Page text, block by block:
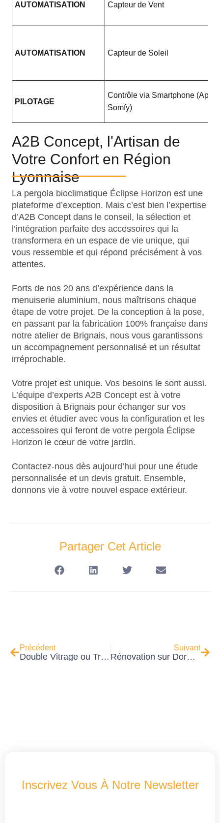
AUTOMATISATION Capteur de Vent
AUTOMATISATION Capteur de Soleil
PILOTAGE
Contrôle via Smartphone (App
Somfy)
A2B Concept, l'Artisan de
Votre Confort en Région
Lyonnaise
La pergola bioclimatique Éclipse Horizon est une
plateforme d’exception. Mais c’est bien l’expertise
d’A2B Concept dans le conseil, la sélection et
l’intégration parfaite des accessoires qui la
transformera en un espace de vie unique, qui
vous ressemble et qui répond précisément à vos
attentes.
Forts de nos 20 ans d’expérience dans la
menuiserie aluminium, nous maîtrisons chaque
étape de votre projet. De la conception à la pose,
en passant par la fabrication 100% française dans
notre atelier de Brignais, nous vous garantissons
un accompagnement personnalisé et un résultat
irréprochable.
Votre projet est unique. Vos besoins le sont aussi.
L’équipe d’experts A2B Concept est à votre
disposition à Brignais pour échanger sur vos
envies et étudier avec vous la configuration et les
accessoires qui feront de votre pergola Éclipse
Horizon le cœur de votre jardin.
Contactez-nous dès aujourd’hui pour une étude
personnalisée et un devis gratuit. Ensemble,
donnons vie à votre nouvel espace extérieur.
Partager Cet Article
Précédent
Double Vitrage ou Triple Vitrage pour vos Fenêtres Alu/PVC : Le Guide Complet pour Choisir à Lyon
Suivant
Rénovation sur Dormant Existant ou Dépose Totale : Le Guide Ultime pour Faire le Bon Choix
Inscrivez Vous À Notre Newsletter